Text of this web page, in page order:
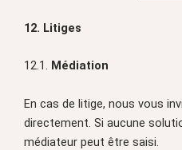
12. Litiges
12.1. Médiation
En cas de litige, nous vous
directement. Si aucune
médiateur peut être saisi.